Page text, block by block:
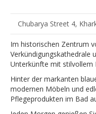
Chubarya Street 4,
Im historischen Zentrum
Verkündigungskathedrale
Unterkünfte mit stilvollem
Hinter der markanten
modernen Möbeln und
Pflegeprodukten im Bad